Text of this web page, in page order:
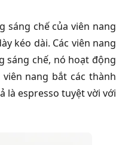
sáng chế của viên nang
kéo dài. Các viên nang
sáng chế, nó hoạt động
nang bắt các thành
là espresso tuyệt vời với